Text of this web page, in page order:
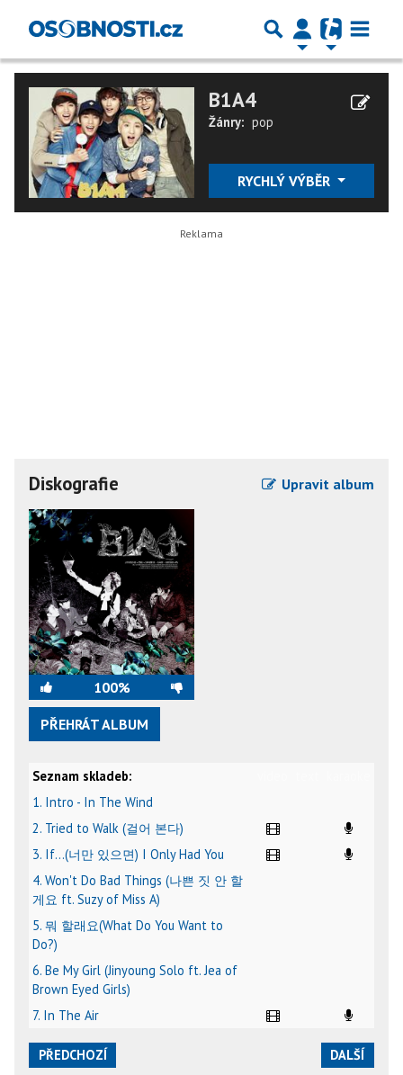
B1A4
Žánry: pop
RYCHLÝ VÝBĚR
Diskografie Upravit album
100%
PŘEHRÁT ALBUM
Seznam skladeb:
1. Intro - In The Wind
2. Tried to Walk (걸어 본다)
3. If...(너만 있으면) I Only Had You
4. Won't Do Bad Things (나쁜 짓 안 할
게요 ft. Suzy of Miss A)
5. 뭐 할래요(What Do You Want to
Do?)
6. Be My Girl (Jinyoung Solo ft. Jea of
Brown Eyed Girls)
7. In The Air
PŘEDCHOZÍ DALŠÍ